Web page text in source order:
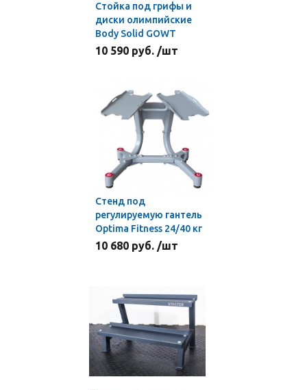
Стойка под грифы и
диски олимпийские
Body Solid GOWT
10 590 руб. /шт
Стенд под
регулируемую гантель
Optima Fitness 24/40 кг
10 680 руб. /шт